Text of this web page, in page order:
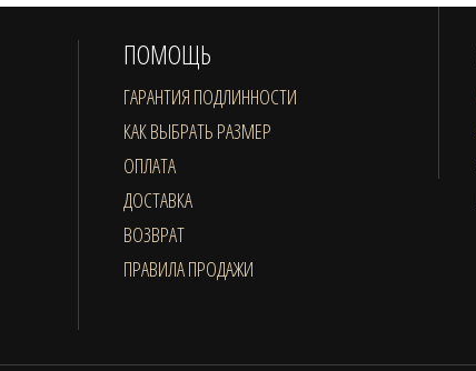
ПОМОЩЬ
ГАРАНТИЯ ПОДЛИННОСТИ
КАК ВЫБРАТЬ РАЗМЕР
ОПЛАТА
ДОСТАВКА
ВОЗВРАТ
ПРАВИЛА ПРОДАЖИ